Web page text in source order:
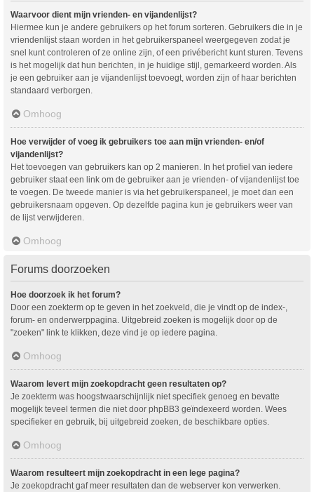
Waarvoor dient mijn vrienden- en vijandenlijst?
Hiermee kun je andere gebruikers op het forum sorteren. Gebruikers die in je
vriendenlijst staan worden in het gebruikerspaneel weergegeven zodat je
snel kunt controleren of ze online zijn, of een privébericht kunt sturen. Tevens
is het mogelijk dat hun berichten, in je huidige stijl, gemarkeerd worden. Als
je een gebruiker aan je vijandenlijst toevoegt, worden zijn of haar berichten
standaard verborgen.
Omhoog
Hoe verwijder of voeg ik gebruikers toe aan mijn vrienden- en/of
vijandenlijst?
Het toevoegen van gebruikers kan op 2 manieren. In het profiel van iedere
gebruiker staat een link om de gebruiker aan je vrienden- of vijandenlijst toe
te voegen. De tweede manier is via het gebruikerspaneel, je moet dan een
gebruikersnaam opgeven. Op dezelfde pagina kun je gebruikers weer van
de lijst verwijderen.
Omhoog
Forums doorzoeken
Hoe doorzoek ik het forum?
Door een zoekterm op te geven in het zoekveld, die je vindt op de index-,
forum- en onderwerppagina. Uitgebreid zoeken is mogelijk door op de
"zoeken" link te klikken, deze vind je op iedere pagina.
Omhoog
Waarom levert mijn zoekopdracht geen resultaten op?
Je zoekterm was hoogstwaarschijnlijk niet specifiek genoeg en bevatte
mogelijk teveel termen die niet door phpBB3 geïndexeerd worden. Wees
specifieker en gebruik, bij uitgebreid zoeken, de beschikbare opties.
Omhoog
Waarom resulteert mijn zoekopdracht in een lege pagina?
Je zoekopdracht gaf meer resultaten dan de webserver kon verwerken.